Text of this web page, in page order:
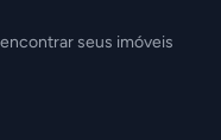
seus imóveis